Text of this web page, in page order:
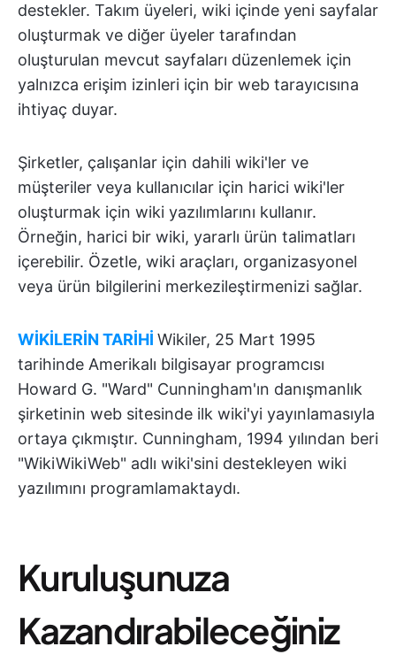
destekler. Takım üyeleri, wiki içinde yeni sayfalar
oluşturmak ve diğer üyeler tarafından
oluşturulan mevcut sayfaları düzenlemek için
yalnızca erişim izinleri için bir web tarayıcısına
ihtiyaç duyar.
Şirketler, çalışanlar için dahili wiki'ler ve
müşteriler veya kullanıcılar için harici wiki'ler
oluşturmak için wiki yazılımlarını kullanır.
Örneğin, harici bir wiki, yararlı ürün talimatları
içerebilir. Özetle, wiki araçları, organizasyonel
veya ürün bilgilerini merkezileştirmenizi sağlar.
WİKİLERİN TARİHİ Wikiler, 25 Mart 1995
tarihinde Amerikalı bilgisayar programcısı
Howard G. "Ward" Cunningham'ın danışmanlık
şirketinin web sitesinde ilk wiki'yi yayınlamasıyla
ortaya çıkmıştır. Cunningham, 1994 yılından beri
"WikiWikiWeb" adlı wiki'sini destekleyen wiki
yazılımını programlamaktaydı.
Kuruluşunuza
Kazandırabileceğiniz